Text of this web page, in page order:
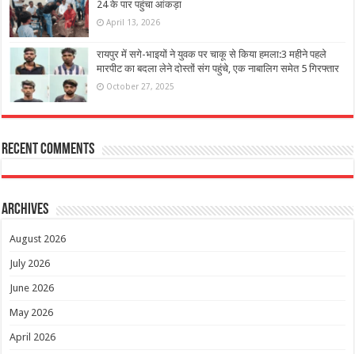
24 के पार पहुंचा आंकड़ा
April 13, 2026
रायपुर में सगे-भाइयों ने युवक पर चाकू से किया हमला:3 महीने पहले
मारपीट का बदला लेने दोस्तों संग पहुंचे, एक नाबालिग समेत 5 गिरफ्तार
October 27, 2025
Recent Comments
Archives
August 2026
July 2026
June 2026
May 2026
April 2026